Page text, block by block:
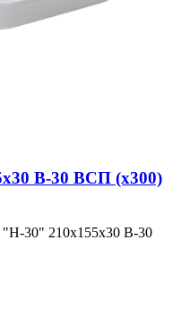
В-30 ВСП (х300)
"Н-30" 210х155х30 В-30